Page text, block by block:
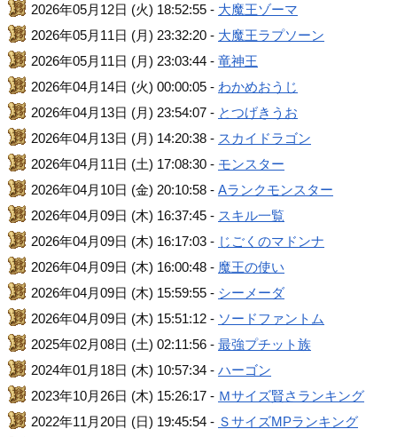
2026年05月12日 (火) 18:52:55 - 大魔王ゾーマ
2026年05月11日 (月) 23:32:20 - 大魔王ラプソーン
2026年05月11日 (月) 23:03:44 -竜神王
2026年04月14日 (火) 00:00:05 - わかめおうじ
2026年04月13日 (月) 23:54:07 - とつげきうお
2026年04月13日 (月) 14:20:38 - スカイドラゴン
2026年04月11日 (土) 17:08:30 - モンスター
2026年04月10日 (金) 20:10:58 -Aランクモンスター
2026年04月09日 (木) 16:37:45 - スキル一覧
2026年04月09日 (木) 16:17:03 - じごくのマドンナ
2026年04月09日 (木) 16:00:48 - 魔王の使い
2026年04月09日 (木) 15:59:55 - シーメーダ
2026年04月09日 (木) 15:51:12 - ソードファントム
2025年02月08日 (土) 02:11:56 -最強プチット族
2024年01月18日 (木) 10:57:34 -ハーゴン
2023年10月26日 (木) 15:26:17 - Ｍサイズ賢さランキング
2022年11月20日 (日) 19:45:54 - ＳサイズMPランキング